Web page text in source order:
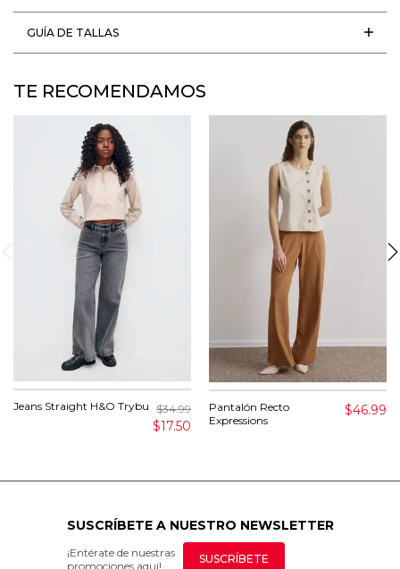
GUÍA DE TALLAS
TE RECOMENDAMOS
Jeans Straight H&O Trybu $34.99
$17.50
Pantalón Recto
Expressions
$46.99
SUSCRÍBETE A NUESTRO NEWSLETTER
¡Entérate de nuestras
promociones aquí!
SUSCRÍBETE